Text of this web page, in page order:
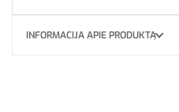
INFORMACIJA APIE PRODUKTĄ